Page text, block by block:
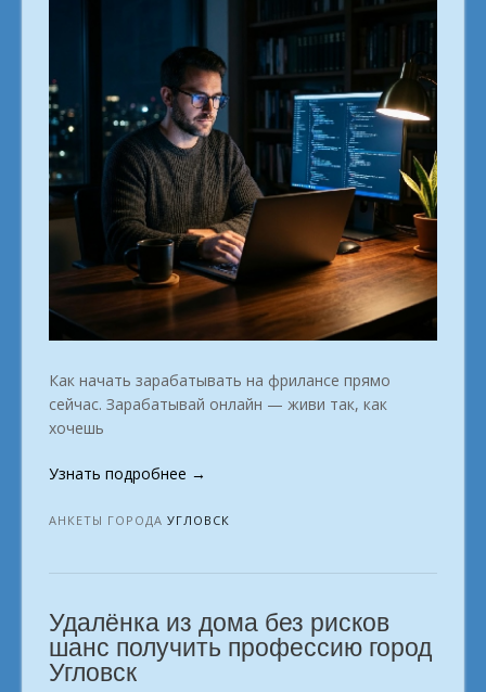
Как начать зарабатывать на фрилансе прямо
сейчас. Зарабатывай онлайн — живи так, как
хочешь
Узнать подробнее «Удалёнка
нуля:
г.
→
АНКЕТЫ ГОРОДА УГЛОВСК
Удалёнка из дома без рисков
шанс получить профессию город
Угловск